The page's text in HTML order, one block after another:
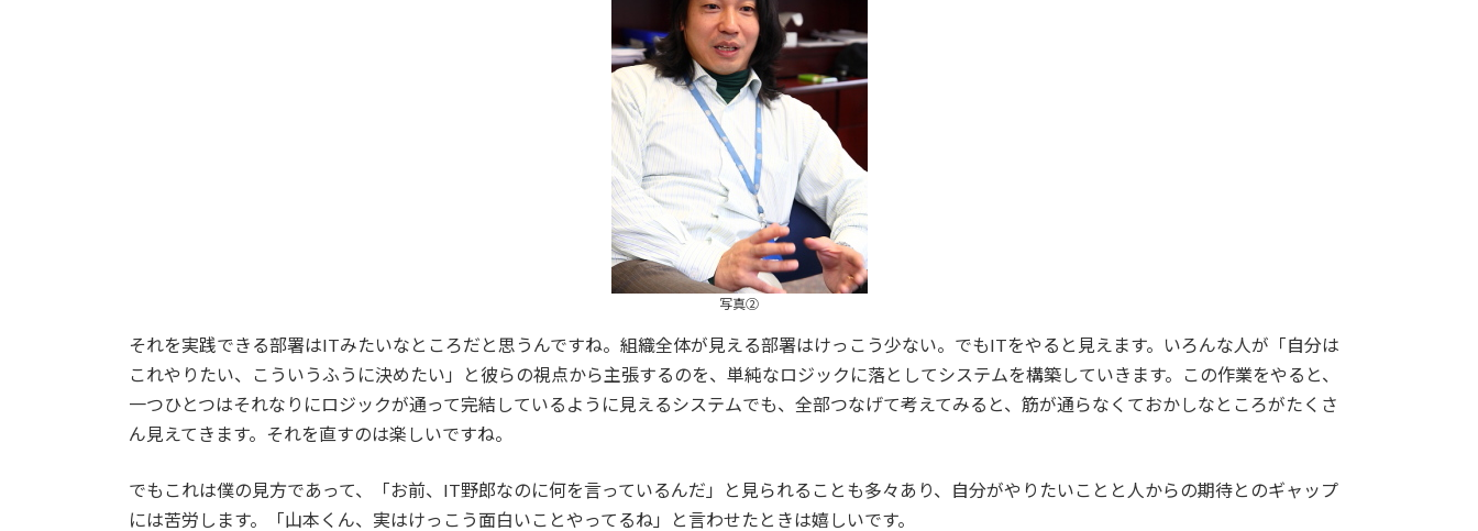
写真②
それを実践できる部署はITみたいなところだと思うんですね。組織全体が見える部署はけっこう少ない。でもITをやると見えます。いろんな人が「自分は
これやりたい、こういうふうに決めたい」と彼らの視点から主張するのを、単純なロジックに落としてシステムを構築していきます。この作業をやると、
一つひとつはそれなりにロジックが通って完結しているように見えるシステムでも、全部つなげて考えてみると、筋が通らなくておかしなところがたくさ
ん見えてきます。それを直すのは楽しいですね。
でもこれは僕の見方であって、「お前、IT野郎なのに何を言っているんだ」と見られることも多々あり、自分がやりたいことと人からの期待とのギャップ
には苦労します。「山本くん、実はけっこう面白いことやってるね」と言わせたときは嬉しいです。